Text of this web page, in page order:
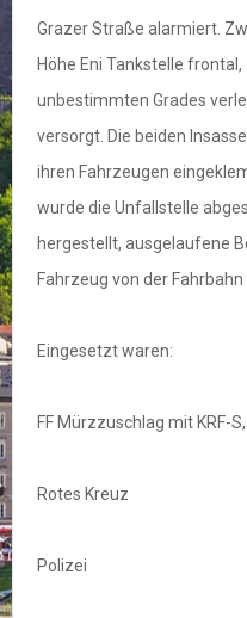
Grazer Straße alarmiert.
Höhe Eni Tankstelle
unbestimmten Grades
versorgt. Die beiden
ihren Fahrzeugen
wurde die Unfallstelle
hergestellt, ausgelaufene
Fahrzeug von der
Eingesetzt waren:
FF Mürzzuschlag mit KRF-S,
Rotes Kreuz
Polizei